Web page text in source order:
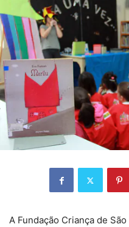
A Fundação Criança de